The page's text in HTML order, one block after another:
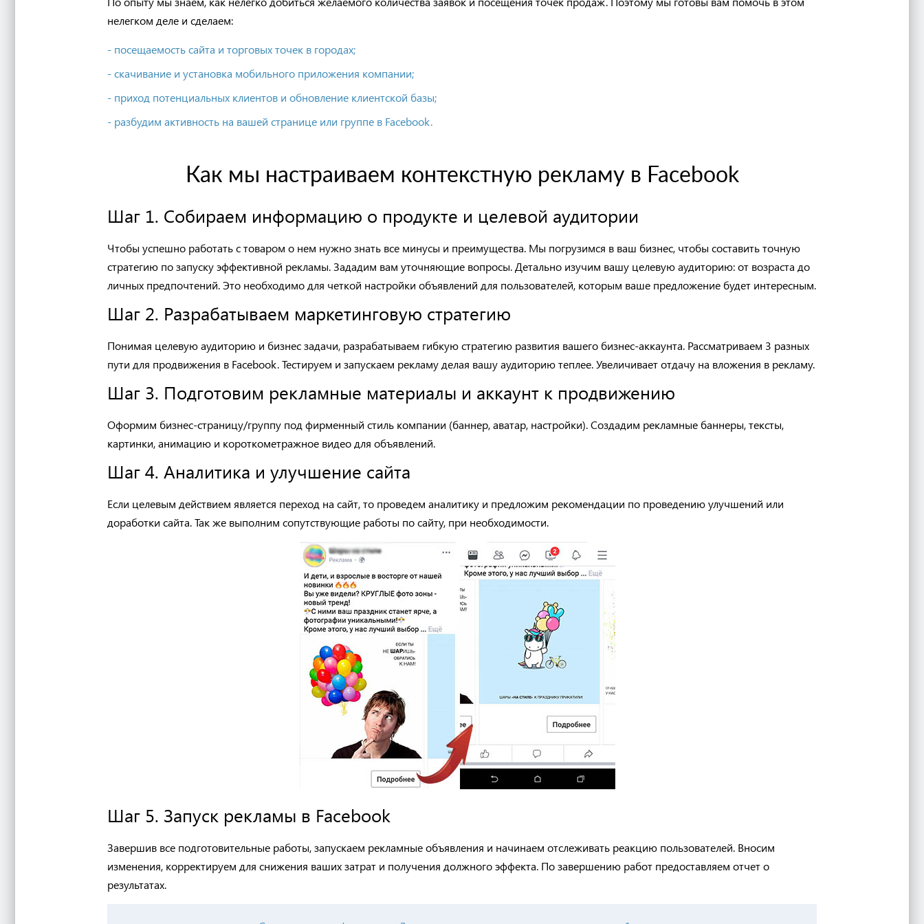
нелегком деле и сделаем:
- посещаемость сайта и торговых точек в городах;
- скачивание и установка мобильного приложения компании;
- приход потенциальных клиентов и обновление клиентской базы;
- разбудим активность на вашей странице или группе в Facebook.
Как мы настраиваем контекстную рекламу в Facebook
Шаг 1. Собираем информацию о продукте и целевой аудитории
Чтобы успешно работать с товаром о нем нужно знать все минусы и преимущества. Мы погрузимся в ваш бизнес, чтобы составить точную
стратегию по запуску эффективной рекламы.Зададим вам уточняющие вопросы. Детально изучим вашу целевую аудиторию: от возраста до
личных предпочтений.Это необходимо для четкой настройки объявлений для пользователей, которым ваше предложение будет интересным.
Шаг 2. Разрабатываем маркетинговую стратегию
Понимая целевую аудиторию и бизнес задачи, разрабатываем гибкую стратегию развития вашего бизнес-аккаунта. Рассматриваем 3 разных
пути для продвижения в Facebook.Тестируем и запускаем рекламу делая вашу аудиториютеплее. Увеличивает отдачу на вложения в рекламу.
Шаг 3. Подготовим рекламные материалы и аккаунт к продвижению
Оформим бизнес-страницу/группу под фирменный стиль компании (баннер, аватар, настройки).Создадим рекламные баннеры, тексты,
картинки, анимацию и короткометражное видео для объявлений.
Шаг 4. Аналитика и улучшение сайта
Если целевым действием является переход на сайт,то проведем аналитику и предложим рекомендации по проведению улучшений или
доработки сайта.Так же выполним сопутствующие работы по сайту, при необходимости.
Шаг 5. Запуск рекламы в Facebook
Завершив все подготовительные работы, запускаем рекламные объявления и начинаем отслеживать реакцию пользователей. Вносим
изменения, корректируем для снижения ваших затрат и получения должного эффекта. По завершению работ предоставляем отчет о
результатах.